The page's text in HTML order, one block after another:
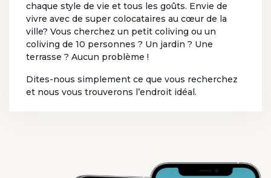
chaque style de vie et tous les goûts. Envie de
vivre avec de super colocataires au cœur de la
ville? Vous cherchez un petit coliving ou un
coliving de 10 personnes ? Un jardin ? Une
terrasse ? Aucun problème !
Dites-nous simplement ce que vous recherchez
et nous vous trouverons l’endroit idéal.